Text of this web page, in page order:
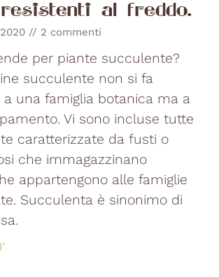
al freddo.
2 commenti
per piante succulente?
succulente non si fa
una famiglia botanica ma a
Vi sono incluse tutte
caratterizzate da fusti o
che immagazzinano
appartengono alle famiglie
Succulenta è sinonimo di